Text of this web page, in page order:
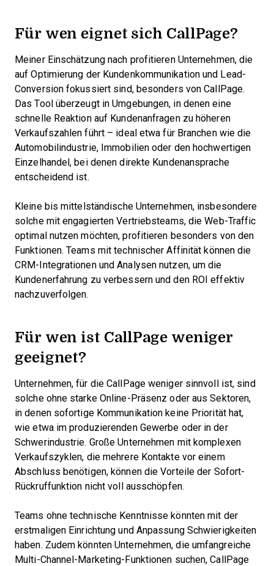
Für wen eignet sich CallPage?
Meiner Einschätzung nach profitieren Unternehmen, die
auf Optimierung der Kundenkommunikation und Lead-
Conversion fokussiert sind, besonders von CallPage.
Das Tool überzeugt in Umgebungen, in denen eine
schnelle Reaktion auf Kundenanfragen zu höheren
Verkaufszahlen führt – ideal etwa für Branchen wie die
Automobilindustrie, Immobilien oder den hochwertigen
Einzelhandel, bei denen direkte Kundenansprache
entscheidend ist.
Kleine bis mittelständische Unternehmen, insbesondere
solche mit engagierten Vertriebsteams, die Web-Traffic
optimal nutzen möchten, profitieren besonders von den
Funktionen. Teams mit technischer Affinität können die
CRM-Integrationen und Analysen nutzen, um die
Kundenerfahrung zu verbessern und den ROI effektiv
nachzuverfolgen.
Für wen ist CallPage weniger
geeignet?
Unternehmen, für die CallPage weniger sinnvoll ist, sind
solche ohne starke Online-Präsenz oder aus Sektoren,
in denen sofortige Kommunikation keine Priorität hat,
wie etwa im produzierenden Gewerbe oder in der
Schwerindustrie. Große Unternehmen mit komplexen
Verkaufszyklen, die mehrere Kontakte vor einem
Abschluss benötigen, können die Vorteile der Sofort-
Rückruffunktion nicht voll ausschöpfen.
Teams ohne technische Kenntnisse könnten mit der
erstmaligen Einrichtung und Anpassung Schwierigkeiten
haben. Zudem könnten Unternehmen, die umfangreiche
Multi-Channel-Marketing-Funktionen suchen, CallPage